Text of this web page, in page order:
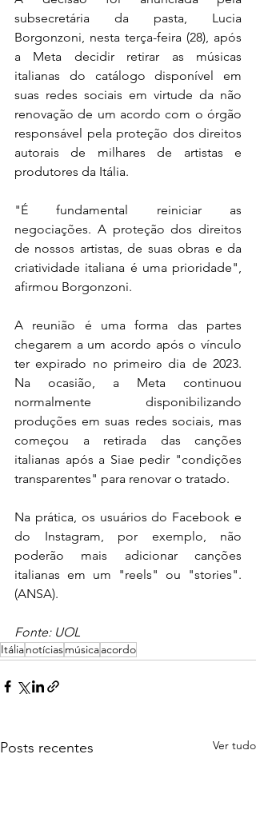
subsecretária da pasta, Lucia
Borgonzoni, nesta terça-feira (28), após
a Meta decidir retirar as músicas
italianas do catálogo disponível em
suas redes sociais em virtude da não
renovação de um acordo com o órgão
responsável pela proteção dos direitos
autorais de milhares de artistas e
produtores da Itália.
"É fundamental reiniciar as
negociações. A proteção dos direitos
de nossos artistas, de suas obras e da
criatividade italiana é uma prioridade",
afirmou Borgonzoni.
A reunião é uma forma das partes
chegarem a um acordo após o vínculo
ter expirado no primeiro dia de 2023.
Na ocasião, a Meta continuou
normalmente disponibilizando
produções em suas redes sociais, mas
começou a retirada das canções
italianas após a Siae pedir "condições
transparentes" para renovar o tratado.
Na prática, os usuários do Facebook e
do Instagram, por exemplo, não
poderão mais adicionar canções
italianas em um "reels" ou "stories".
(ANSA).
Fonte: UOL
Itálianotíciasmúsicaacordo
Posts recentes Ver tudo